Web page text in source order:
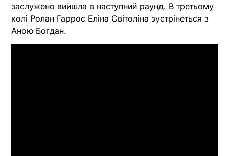
заслужено вийшла в наступний раунд. В третьому
колі Ролан Гаррос Еліна Світоліна зустрінеться з
Аною Богдан.